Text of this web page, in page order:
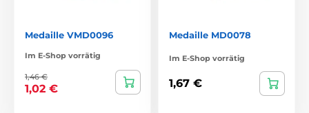
Medaille VMD0096
Im E-Shop vorrätig
1,46 €
1,02 €
Medaille MD0078
Im E-Shop vorrätig
1,67 €